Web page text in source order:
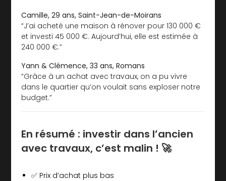
Camille, 29 ans, Saint-Jean-de-Moirans
“J’ai acheté une maison à rénover pour 130 000 €
et investi 45 000 €. Aujourd’hui, elle est estimée à
240 000 €.”
Yann & Clémence, 33 ans, Romans
“Grâce à un achat avec travaux, on a pu vivre
dans le quartier qu’on voulait sans exploser notre
budget.”
En résumé : investir dans l’ancien
avec travaux, c’est malin ! 🚀
✅ Prix d’achat plus bas